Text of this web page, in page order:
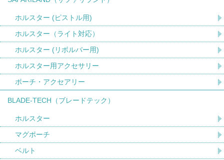
ホルスター (ピストル用)
ホルスター（ライト対応）
ホルスター (リボルバー用)
ホルスター用アクセサリー
ポーチ・アクセアリー
BLADE-TECH（ブレードテック）
ホルスター
マグポーチ
ベルト